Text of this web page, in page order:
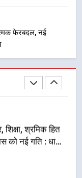
फेरबदल, नई
जुआ खेलने वाले
ने किया गिरफ्तार
श्रमिक हित
को नई गति : धामी
फैसले